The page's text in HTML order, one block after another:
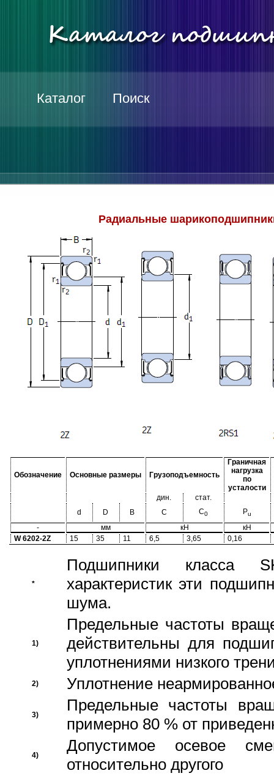
Каталог Поиск
Радиальные
Обозначение Основные размеры Грузоподъемность
Граничная
нагрузка
по
усталости
дин.
стат.
d
D B C C0 Pu
- мм кН
кН
W 6202-2Z
15 35 11 6,5 3,65 0,16
*
Подшипники класса
характеристик эти
шума.
1)
Предельные частоты
действительны для
уплотнениями низкого
2) Уплотнение
3)
Предельные частоты
примерно 80 % от
4)
Допустимое осевое
относительно другого